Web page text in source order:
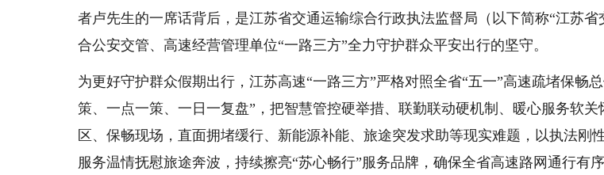
者卢先生的一席话背后，是江苏省交通运输综合行政执法监督局（以下简称“江苏省
合公安交管、高速经营管理单位“一路三方”全力守护群众平安出行的坚守。
为更好守护群众假期出行，江苏高速“一路三方”严格对照全省“五一”高速疏堵保畅
策、一点一策、一日一复盘”，把智慧管控硬举措、联勤联动硬机制、暖心服务软关
区、保畅现场，直面拥堵缓行、新能源补能、旅途突发求助等现实难题，以执法刚
服务温情抚慰旅途奔波，持续擦亮“苏心畅行”服务品牌，确保全省高速路网通行有